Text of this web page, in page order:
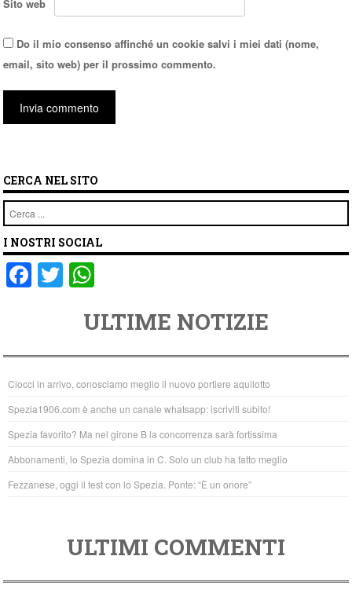
Sito web
Do il mio consenso affinché un cookie salvi i miei dati (nome,
email, sito web) per il prossimo commento.
CERCA NEL SITO
Cerca
I NOSTRI SOCIAL
F
e
b
o
o
k
T
er
at
s
A
p
p
ULTIME NOTIZIE
Ciocci in arrivo, conosciamo meglio il nuovo portiere aquilotto
Spezia1906.com è anche un canale whatsapp: iscriviti subito!
Spezia favorito? Ma nel girone B la concorrenza sarà fortissima
Abbonamenti, lo Spezia domina in C. Solo un club ha fatto meglio
Fezzanese, oggi il test con lo Spezia. Ponte: “È un onore”
ULTIMI COMMENTI